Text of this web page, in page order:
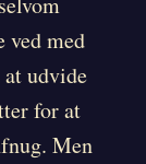
ved med
at udvide
for at
Men